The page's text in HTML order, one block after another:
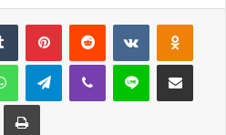
Tumblr PinterestReddit VKontakte
WhatsAppTelegramViber Line E-Posta ile
Yazdır